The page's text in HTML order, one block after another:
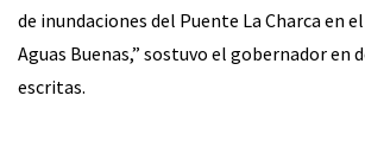
de inundaciones del Puente La Charca en
Aguas Buenas,” sostuvo el gobernador en
escritas.